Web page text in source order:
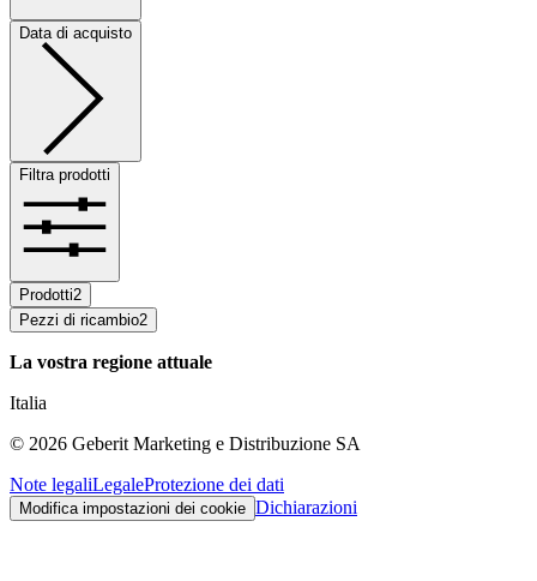
Data di acquisto
Filtra prodotti
Prodotti2
Pezzi di ricambio2
La vostra regione attuale
Italia
© 2026 Geberit Marketing e Distribuzione SA
Note legaliLegaleProtezione dei dati
Modifica impostazioni dei cookie Dichiarazioni